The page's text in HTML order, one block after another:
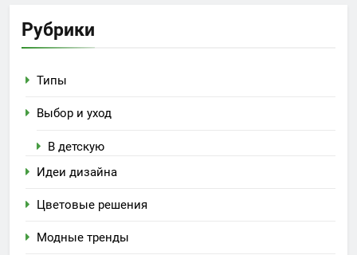
Рубрики
Типы
Выбор и уход
В детскую
Идеи дизайна
Цветовые решения
Модные тренды